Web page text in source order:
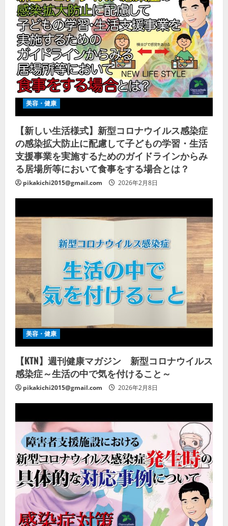
美容・健康
【新しい生活様式】新型コロナウイルス感染症
の感染拡大防止に配慮して子どもの学習・生活
支援事業を実施するためのガイドラインからみ
る居場所等において食事をする場合とは？
pikakichi2015@gmail.com 2026年2月8日
美容・健康
【KTN】週刊健康マガジン 新型コロナウイルス
感染症～生活の中で気を付けること～
pikakichi2015@gmail.com 2026年2月8日